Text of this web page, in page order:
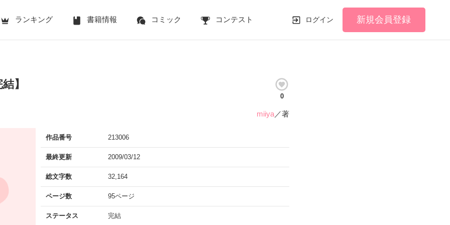
ランキング 書籍情報 コミック コンテスト ログイン 新規会員登録
】
0
miiya／著
作品番号 213006
最終更新 2009/03/12
総文字数 32,164
ページ数 95ページ
ステータス 完結